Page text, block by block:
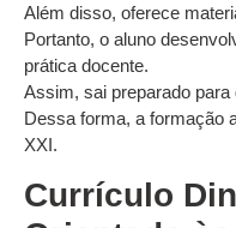
Além disso, oferece
Portanto, o aluno
prática docente.
Assim, sai preparado
Dessa forma, a formação
XXI.
Currículo